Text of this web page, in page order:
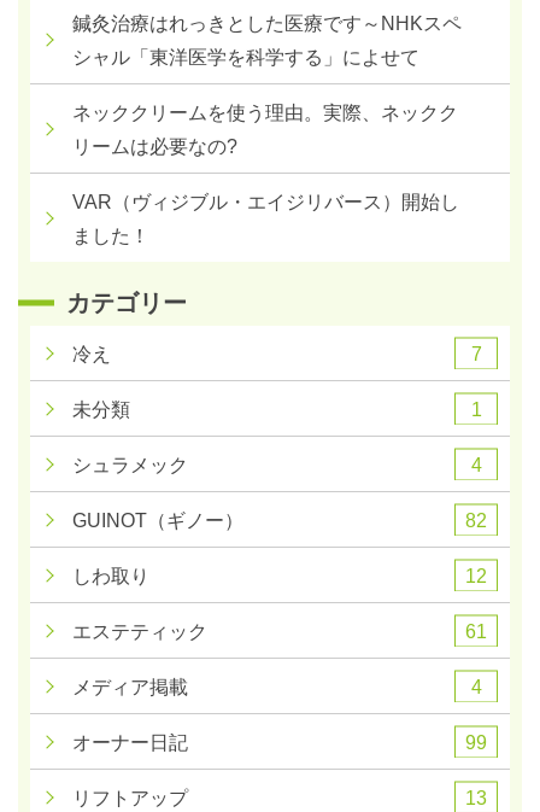
鍼灸治療はれっきとした医療です～NHKスペ
シャル「東洋医学を科学する」によせて
ネッククリームを使う理由。実際、ネックク
リームは必要なの?
VAR（ヴィジブル・エイジリバース）開始し
ました！
カテゴリー
冷え 7
未分類 1
シュラメック 4
GUINOT（ギノー） 82
しわ取り 12
エステティック 61
メディア掲載 4
オーナー日記 99
リフトアップ 13